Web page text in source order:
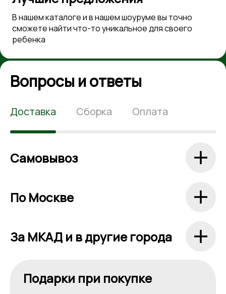
В нашем каталоге и в нашем шоуруме вы точно
сможете найти что-то уникальное для своего
ребенка
Вопросы и ответы
Доставка Сборка Оплата
Самовывоз
По Москве
За МКАД и в другие города
Подарки при покупке